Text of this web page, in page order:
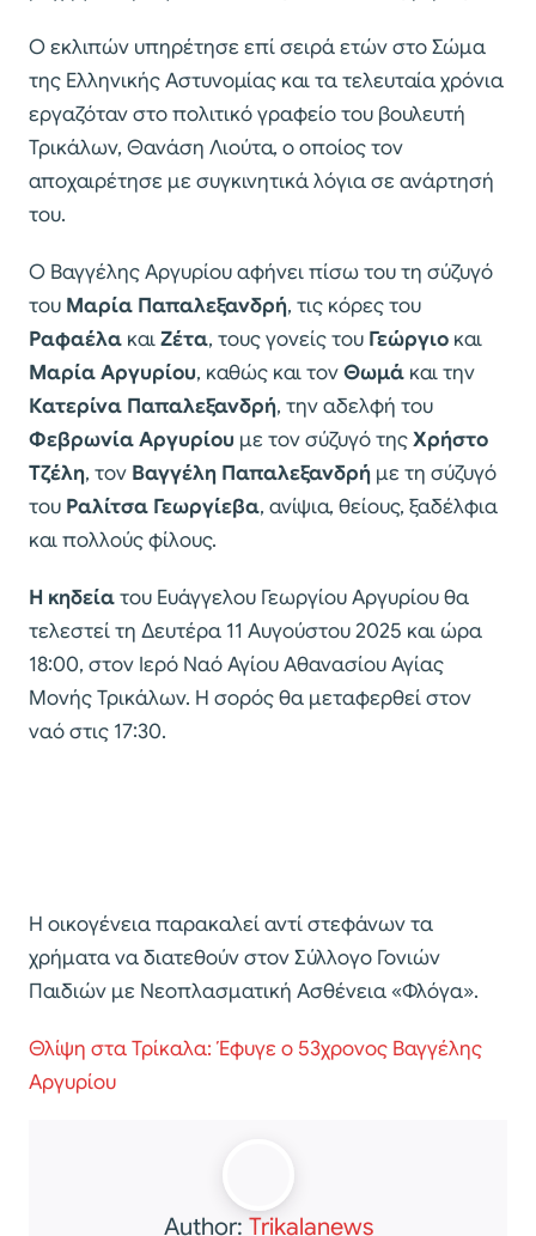
Ο εκλιπών υπηρέτησε επί σειρά ετών στο Σώμα
της Ελληνικής Αστυνομίας και τα τελευταία χρόνια
εργαζόταν στο πολιτικό γραφείο του βουλευτή
Τρικάλων, Θανάση Λιούτα, ο οποίος τον
αποχαιρέτησε με συγκινητικά λόγια σε ανάρτησή
του.
Ο Βαγγέλης Αργυρίου αφήνει πίσω του τη σύζυγό
του Μαρία Παπαλεξανδρή, τις κόρες του
Ραφαέλα καιΖέτα, τους γονείς του Γεώργιο και
Μαρία Αργυρίου, καθώς και τονΘωμά και την
Κατερίνα Παπαλεξανδρή, την αδελφή του
Φεβρωνία Αργυρίου με τον σύζυγό τηςΧρήστο
Τζέλη, τον Βαγγέλη Παπαλεξανδρή με τη σύζυγό
του Ραλίτσα Γεωργίεβα, ανίψια, θείους, ξαδέλφια
και πολλούς φίλους.
Η κηδείατου Ευάγγελου Γεωργίου Αργυρίου θα
τελεστεί τη Δευτέρα 11 Αυγούστου 2025 και ώρα
18:00, στον Ιερό Ναό Αγίου Αθανασίου Αγίας
Μονής Τρικάλων. Η σορός θα μεταφερθεί στον
ναό στις 17:30.
Η οικογένεια παρακαλεί αντί στεφάνων τα
χρήματα να διατεθούν στον Σύλλογο Γονιών
Παιδιών με Νεοπλασματική Ασθένεια «Φλόγα».
Θλίψη στα Τρίκαλα: Έφυγε ο 53χρονος Βαγγέλης
Αργυρίου
Author: Trikalanews